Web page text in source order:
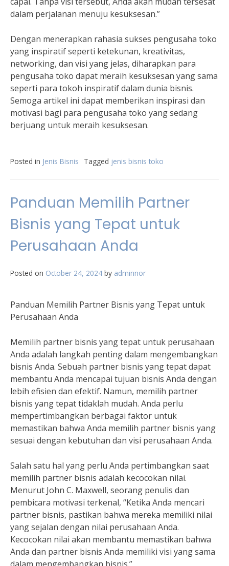
dalam perjalanan menuju kesuksesan.”
Dengan menerapkan rahasia sukses pengusaha toko
yang inspiratif seperti ketekunan, kreativitas,
networking, dan visi yang jelas, diharapkan para
pengusaha toko dapat meraih kesuksesan yang sama
seperti para tokoh inspiratif dalam dunia bisnis.
Semoga artikel ini dapat memberikan inspirasi dan
motivasi bagi para pengusaha toko yang sedang
berjuang untuk meraih kesuksesan.
Posted in Jenis Bisnis Tagged jenis bisnis toko
Panduan Memilih Partner
Bisnis yang Tepat untuk
Perusahaan Anda
Posted on October 24, 2024 by adminnor
Panduan Memilih Partner Bisnis yang Tepat untuk
Perusahaan Anda
Memilih partner bisnis yang tepat untuk perusahaan
Anda adalah langkah penting dalam mengembangkan
bisnis Anda. Sebuah partner bisnis yang tepat dapat
membantu Anda mencapai tujuan bisnis Anda dengan
lebih efisien dan efektif. Namun, memilih partner
bisnis yang tepat tidaklah mudah. Anda perlu
mempertimbangkan berbagai faktor untuk
memastikan bahwa Anda memilih partner bisnis yang
sesuai dengan kebutuhan dan visi perusahaan Anda.
Salah satu hal yang perlu Anda pertimbangkan saat
memilih partner bisnis adalah kecocokan nilai.
Menurut John C. Maxwell, seorang penulis dan
pembicara motivasi terkenal, “Ketika Anda mencari
partner bisnis, pastikan bahwa mereka memiliki nilai
yang sejalan dengan nilai perusahaan Anda.
Kecocokan nilai akan membantu memastikan bahwa
Anda dan partner bisnis Anda memiliki visi yang sama